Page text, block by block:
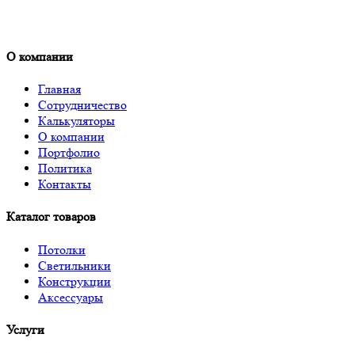
О компании
Главная
Сотрудничество
Калькуляторы
О компании
Портфолио
Политика
Контакты
Каталог товаров
Потолки
Светильники
Конструкции
Аксессуары
Услуги
Получить расчёт